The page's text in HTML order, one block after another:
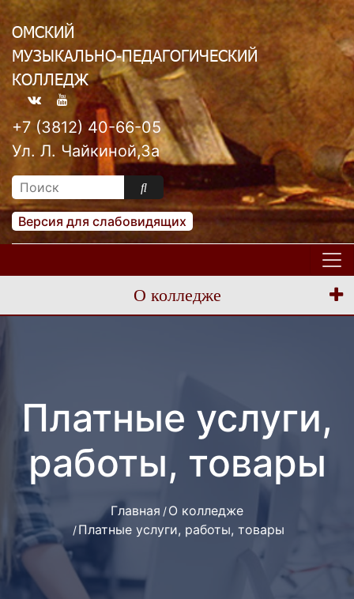
ОМСКИЙ
МУЗЫКАЛЬНО-ПЕДАГОГИЧЕСКИЙ
КОЛЛЕДЖ
+7 (3812) 40-66-05
Ул. Л. Чайкиной,3а
Версия для слабовидящих
О колледже
Платные услуги,
работы, товары
Главная О колледже
Платные услуги, работы, товары